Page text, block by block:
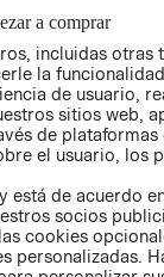
GIFT CARD
AVISO DE
a comprar
incluidas otras
la
de usuario,
sitios web,
de plataformas
el usuario, los
está de acuerdo
socios
cookies
personalizadas.